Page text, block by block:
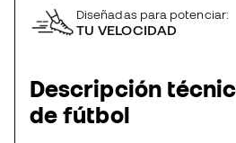
Diseñadas para potenciar:
TU VELOCIDAD
Descripción
de fútbol